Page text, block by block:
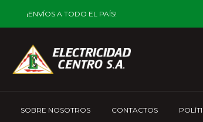
¡ENVÍOS A TODO EL PAÍS!
SOBRE NOSOTROS CONTACTOS